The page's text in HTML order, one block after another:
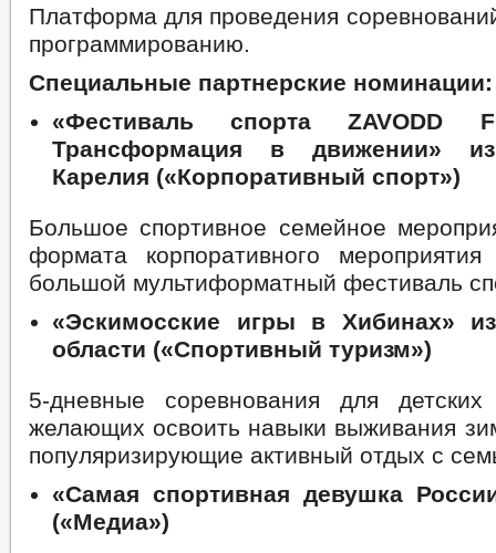
Платформа для проведения
программированию.
Специальные партнерские номинации:
«Фестиваль спорта
Трансформация в движении» из
Карелия («Корпоративный спорт»)
Большое спортивное семейное
формата корпоративного
большой мультиформатный фестиваль
«Эскимосские игры в Хибинах»
области («Спортивный туризм»)
5-дневные соревнования для
желающих освоить навыки выживания
популяризирующие активный отдых с
«Самая спортивная девушка
(«Медиа»)